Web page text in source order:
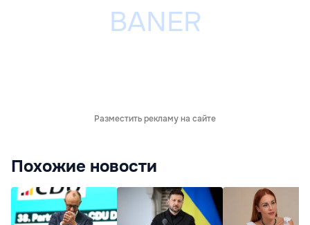
Разместить рекламу на сайте
Похожие новости